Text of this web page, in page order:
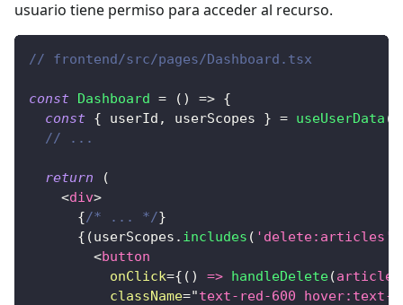
usuario tiene permiso para acceder al recurso.
// frontend/src/pages/Dashboard.tsx
const Dashboard = ( ) => {
const { userId , userScopes } = useUserData (
// ...
return
(
<div>
{/* ... */}
{ (userScopes . includes ( 'delete:articles'
<button
onClick={ ( ) => handleDelete(article
className="text-red-600 hover:text-